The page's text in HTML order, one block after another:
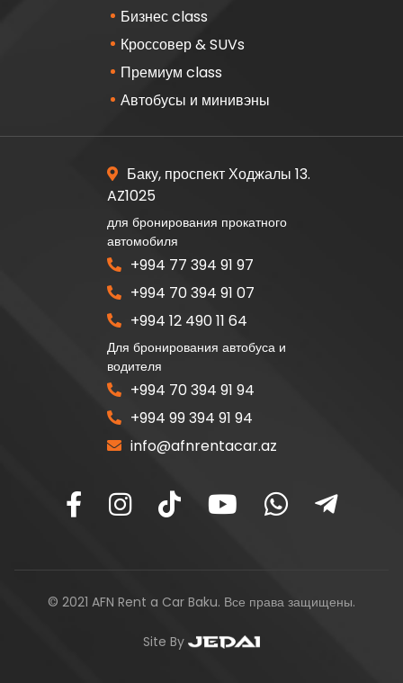
Бизнес class
Кроссовер & SUVs
Премиум class
Автобусы и минивэны
Баку, проспект Ходжалы 13.
AZ1025
для бронирования прокатного
автомобиля
+994 77 394 91 97
+994 70 394 91 07
+994 12 490 11 64
Для бронирования автобуса и
водителя
+994 70 394 91 94
+994 99 394 91 94
info@afnrentacar.az
© 2021 AFN Rent a Car Baku. Все права защищены.
Site By